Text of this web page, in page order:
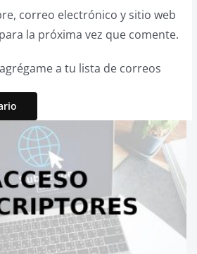
correo electrónico y sitio web
la próxima vez que comente.
a tu lista de correos